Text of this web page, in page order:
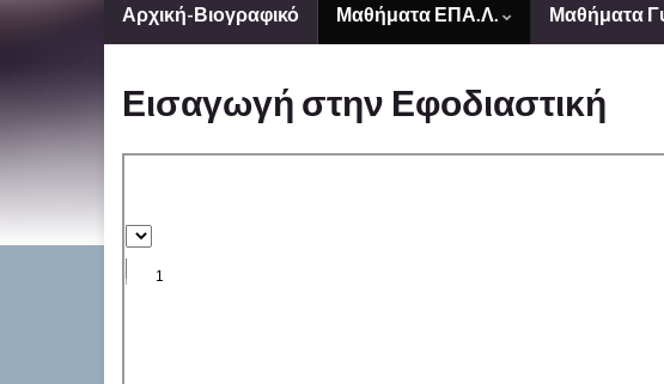
Αρχική-Βιογραφικό Μαθήματα ΕΠΑ.Λ. Μαθήματα
Εισαγωγή στην Εφοδιαστική